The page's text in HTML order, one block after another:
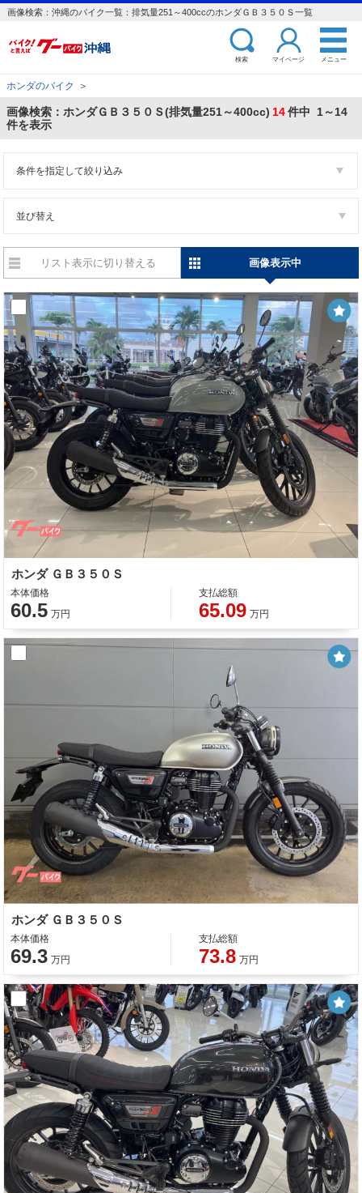
画像検索：沖縄のバイク一覧：排気量251～400ccのホンダＧＢ３５０Ｓ一覧
検索 マイページ メニュー
ホンダのバイク ＞
画像検索：ホンダＧＢ３５０Ｓ(排気量251～400cc) 14件中 1～14
件を表示
条件を指定して絞り込み
並び替え
リスト表示に切り替える 画像表示中
ホンダ ＧＢ３５０Ｓ
本体価格
60.5 万円
支払総額
65.09 万円
ホンダ ＧＢ３５０Ｓ
本体価格
69.3 万円
支払総額
73.8 万円